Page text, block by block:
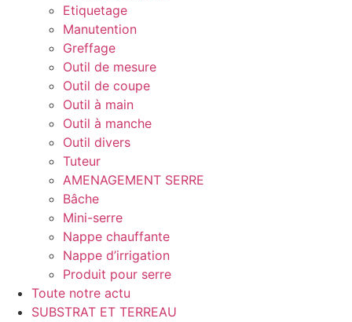
Etiquetage
Manutention
Greffage
Outil de mesure
Outil de coupe
Outil à main
Outil à manche
Outil divers
Tuteur
AMENAGEMENT SERRE
Bâche
Mini-serre
Nappe chauffante
Nappe d’irrigation
Produit pour serre
Toute notre actu
SUBSTRAT ET TERREAU